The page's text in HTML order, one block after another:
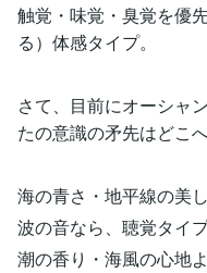
触覚・味覚・臭覚を優
る）体感タイプ。
さて、目前にオーシャ
たの意識の矛先はどこ
海の青さ・地平線の美
波の音なら、聴覚タイプ
潮の香り・海風の心地